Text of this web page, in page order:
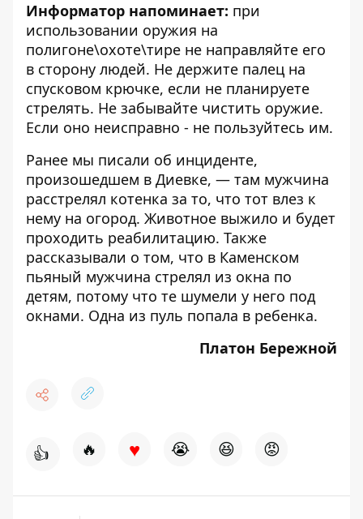
Информатор напоминает: при
использовании оружия на
полигоне\охоте\тире не направляйте его
в сторону людей. Не держите палец на
спусковом крючке, если не планируете
стрелять. Не забывайте чистить оружие.
Если оно неисправно - не пользуйтесь им.
Ранее мы писали об инциденте,
произошедшем в Диевке, — там мужчина
расстрелял котенка за то, что тот влез к
нему на огород. Животное выжило и будет
проходить реабилитацию. Также
рассказывали о том, что в Каменском
пьяный мужчина стрелял из окна по
детям, потому что те шумели у него под
окнами. Одна из пуль попала в ребенка.
Платон Бережной
👍 🔥 ♥ 😭 😆 😡